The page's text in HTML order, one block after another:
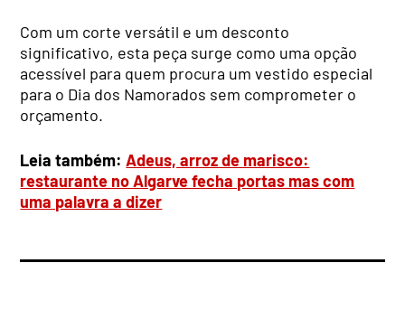
Com um corte versátil e um desconto
significativo, esta peça surge como uma opção
acessível para quem procura um vestido especial
para o Dia dos Namorados sem comprometer o
orçamento.
Leia também:Adeus, arroz de marisco:
restaurante no Algarve fecha portas mas com
uma palavra a dizer